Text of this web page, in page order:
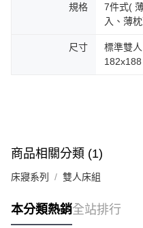
規格
7件式(
入、薄
尺寸
標準雙
商品相關分類 (1)
床寢系列 雙人床組
本分類熱銷全站排行